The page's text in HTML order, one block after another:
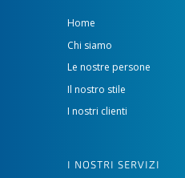
Home
Chi siamo
Le nostre persone
Il nostro stile
I nostri clienti
I NOSTRI SERVIZI